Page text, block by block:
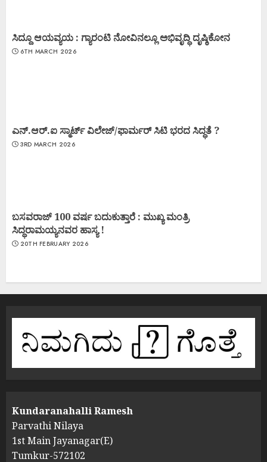
ಸಿದ್ದೂ ಆಯವ್ಯಯ : ಗ್ಯಾರಂಟಿ ನೋವಿನಲ್ಲೂ ಅಭಿವೃದ್ಧಿ ದೃಷ್ಠಿಕೋನ
6TH MARCH 2026
ಎನ್.ಆರ್.ಐ ಸ್ಮಾರ್ಟ್ ವಿಲೇಜ್/ಫಾರ್ಮರ್ ಸಿಟಿ ಭರದ ಸಿದ್ಧತೆ ?
3RD MARCH 2026
ಬಸವರಾಜ್ 100 ವರ್ಷ ಬದುಕುತ್ತಾರೆ : ಮುಖ್ಯ ಮಂತ್ರಿ
ಸಿದ್ಧರಾಮಯ್ಯನವರ ಹಾಸ್ಯ !
20TH FEBRUARY 2026
Kundaranahalli Ramesh
Parvathi Nilaya
1st Main Jayanagar(E)
Tumkur-572102